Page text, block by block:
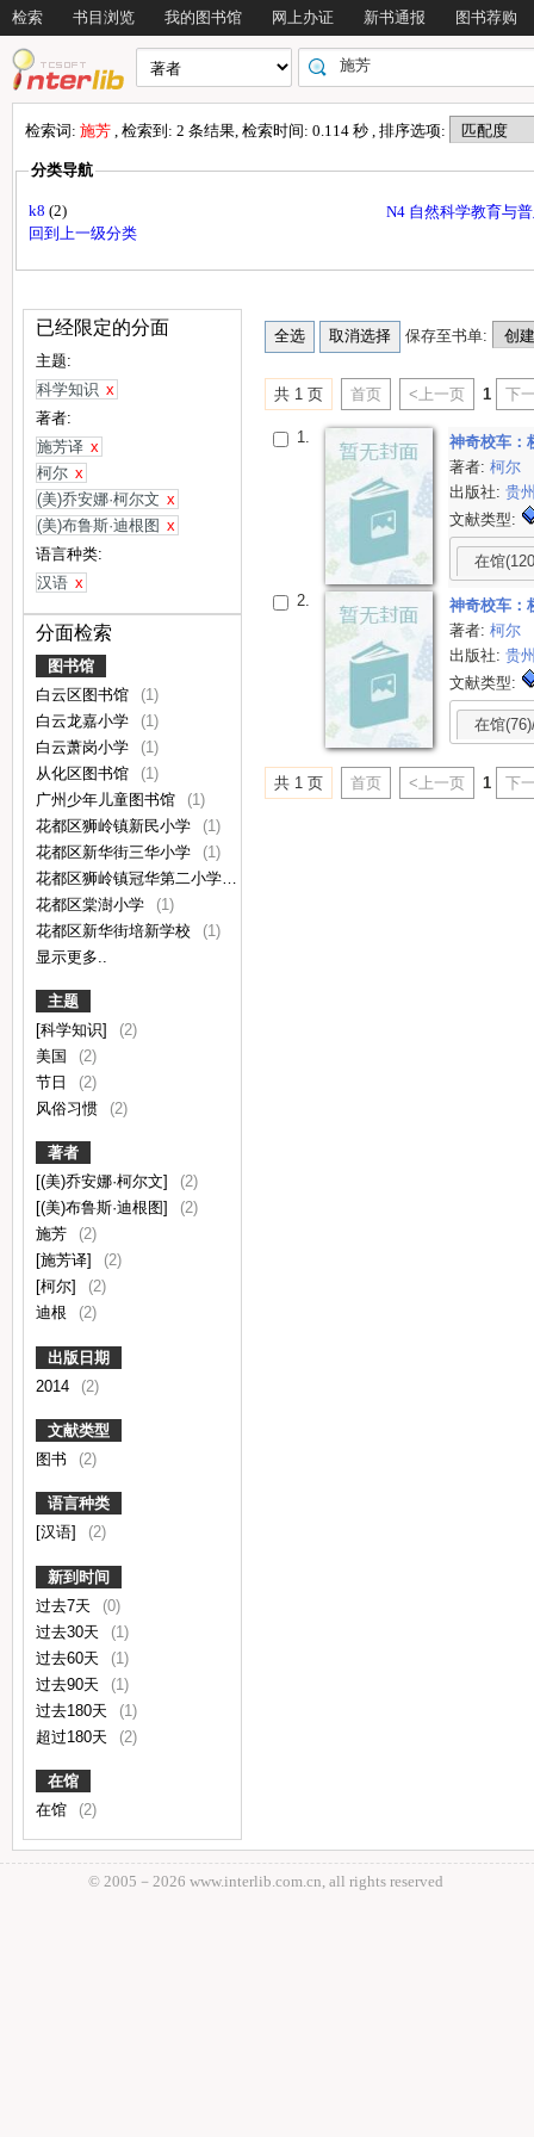
检索 书目浏览 我的图书馆 网上办证 新书通报 图书荐购
检索词: 施芳 , 检索到: 2 条结果, 检索时间: 0.114 秒 , 排序选项:
分类导航
k8 (2)
N4 自然科学教育与
回到上一级分类
已经限定的分面
主题:
科学知识 x
著者:
施芳译 x
柯尔 x
(美)乔安娜·柯尔文 x
(美)布鲁斯·迪根图 x
语言种类:
汉语 x
分面检索
图书馆
白云区图书馆
(1)
白云龙嘉小学
(1)
白云萧岗小学
(1)
从化区图书馆
(1)
广州少年儿童图书馆
(1)
花都区狮岭镇新民小学
(1)
花都区新华街三华小学
(1)
花都区狮岭镇冠华第二小学
花都区棠澍小学
(1)
花都区新华街培新学校
(1)
显示更多..
主题
[科学知识]
(2)
美国
(2)
节日
(2)
风俗习惯
(2)
著者
[(美)乔安娜·柯尔文]
(2)
[(美)布鲁斯·迪根图]
(2)
施芳
(2)
[施芳译]
(2)
[柯尔]
(2)
迪根
(2)
出版日期
2014
(2)
文献类型
图书
(2)
语言种类
[汉语]
(2)
新到时间
过去7天
(0)
过去30天
(1)
过去60天
(1)
过去90天
(1)
过去180天
(1)
超过180天
(2)
在馆
在馆
(2)
保存至书单:
共 1 页 首页 <上一页 1 下
1.
神奇校车：
著者:柯尔
出版社:贵
文献类型:
在馆
2.
神奇校车：
著者:柯尔
出版社:贵
文献类型:
在馆
共 1 页 首页 <上一页 1 下
© 2005－ 2026 www.interlib.com.cn, all rights reserved